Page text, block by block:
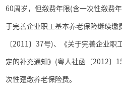
60周岁，但缴费年限(含一次性缴费
于完善企业职工基本养老保险继续缴
〔2011 〕 37号)、《关于完善企业职
定的补充通知》 (粤人社函〔2012 〕
次性趸缴养老保险费。